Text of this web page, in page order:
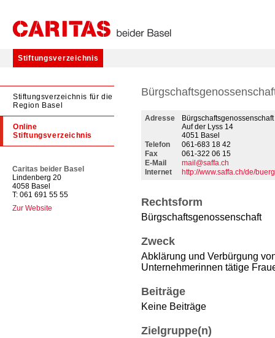
Stiftungsverzeichnis
Stiftungsverzeichnis für die
Region Basel
Online
Stiftungsverzeichnis
Caritas beider Basel
Lindenberg 20
4058 Basel
T: 061 691 55 55
Zur Website
Adresse
Bürgschaftsgenossenschaft
Auf der Lyss 14
4051 Basel
Telefon
061-683 18 42
Fax
061-322 06 15
E-Mail
mail@saffa.ch
Internet
http://www.saffa.ch/de/
Rechtsform
Bürgschaftsgenossenschaft
Zweck
Abklärung und Verbürgung
Unternehmerinnen tätige
Beiträge
Keine Beiträge
Zielgruppe(n)